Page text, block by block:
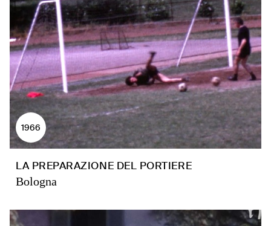
1966
LA PREPARAZIONE DEL PORTIERE
Bologna